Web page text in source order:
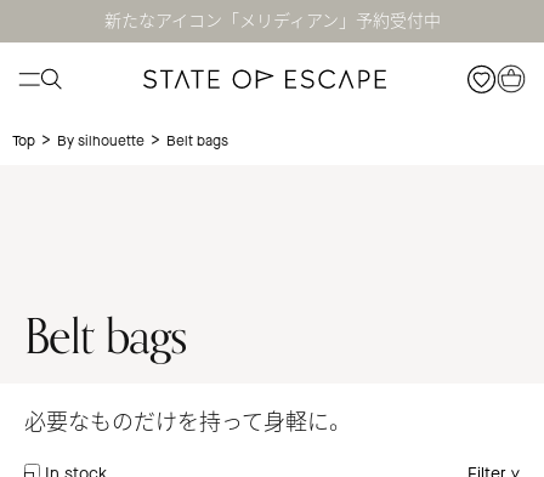
新たなアイコン「メリディアン」予約受付中
Top > By silhouette > Belt bags
Belt bags
必要なものだけを持って身軽に。